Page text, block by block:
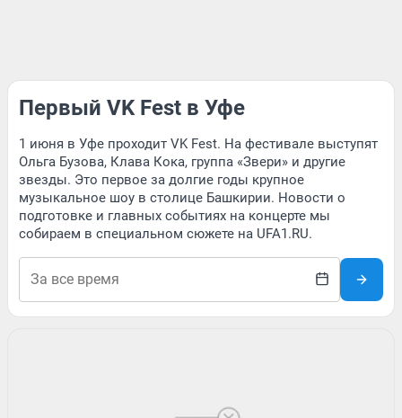
Первый VK Fest в Уфе
1 июня в Уфе проходит VK Fest. На фестивале выступят
Ольга Бузова, Клава Кока, группа «Звери» и другие
звезды. Это первое за долгие годы крупное
музыкальное шоу в столице Башкирии. Новости о
подготовке и главных событиях на концерте мы
собираем в специальном сюжете на UFA1.RU.